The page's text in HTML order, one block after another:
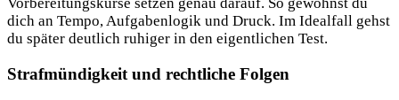
dich an Tempo, Aufgabenlogik und Druck. Im Idealfall gehst
du später deutlich ruhiger in den eigentlichen Test.
Strafmündigkeit und rechtliche Folgen